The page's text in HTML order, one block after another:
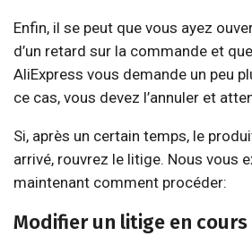
Enfin, il se peut que vous ayez
d’un retard sur la commande et
AliExpress vous demande un peu
ce cas, vous devez l’annuler et
Si, après un certain temps, le
arrivé, rouvrez le litige. Nous vous
maintenant comment procéder:
Modifier un litige en cours